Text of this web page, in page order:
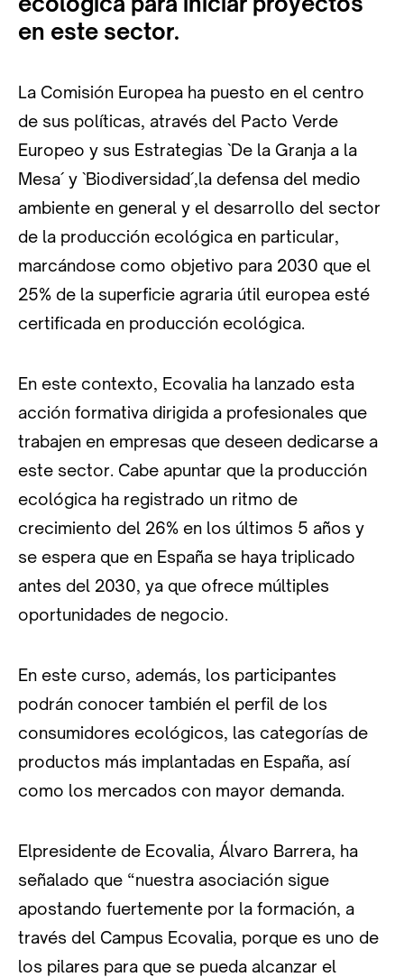
en este sector.
La Comisión Europea ha puesto en el centro
de sus políticas, através del Pacto Verde
Europeo y sus Estrategias `De la Granja a la
Mesa´ y `Biodiversidad´,la defensa del medio
ambiente en general y el desarrollo del sector
de la producción ecológica en particular,
marcándose como objetivo para 2030 que el
25% de la superficie agraria útil europea esté
certificada en producción ecológica.
En este contexto, Ecovalia ha lanzado esta
acción formativa dirigida a profesionales que
trabajen en empresas que deseen dedicarse a
este sector. Cabe apuntar que la producción
ecológica ha registrado un ritmo de
crecimiento del 26% en los últimos 5 años y
se espera que en España se haya triplicado
antes del 2030, ya que ofrece múltiples
oportunidades de negocio.
En este curso, además, los participantes
podrán conocer también el perfil de los
consumidores ecológicos, las categorías de
productos más implantadas en España, así
como los mercados con mayor demanda.
Elpresidente de Ecovalia, Álvaro Barrera, ha
señalado que “nuestra asociación sigue
apostando fuertemente por la formación, a
través del Campus Ecovalia, porque es uno de
los pilares para que se pueda alcanzar el